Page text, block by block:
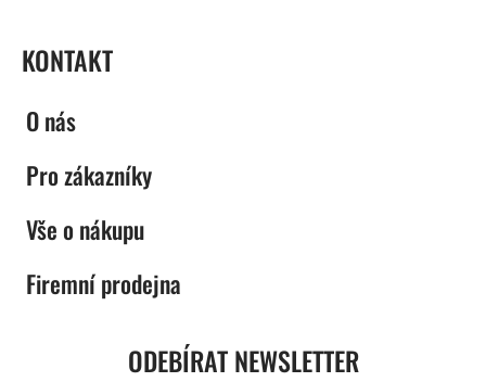
KONTAKT
O nás
Pro zákazníky
Vše o nákupu
Firemní prodejna
ODEBÍRAT NEWSLETTER